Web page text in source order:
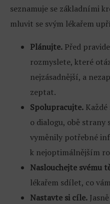
seznamuje se základními
mluvit se svým lékařem
Plánujte. Před
rozmyslete, které
nejzásadnější, a
zeptat.
Spolupracujte.
o dialogu, obě strany
vyměnily potřebné
k nejoptimálnějším
Naslouchejte svému
lékařem sdílet, co
Nastavte si cíle.